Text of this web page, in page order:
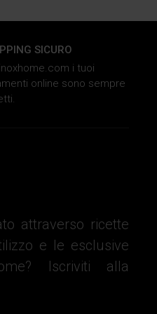
SICURO
i tuoi
online sono sempre
attraverso ricette
e le esclusive
Iscriviti alla